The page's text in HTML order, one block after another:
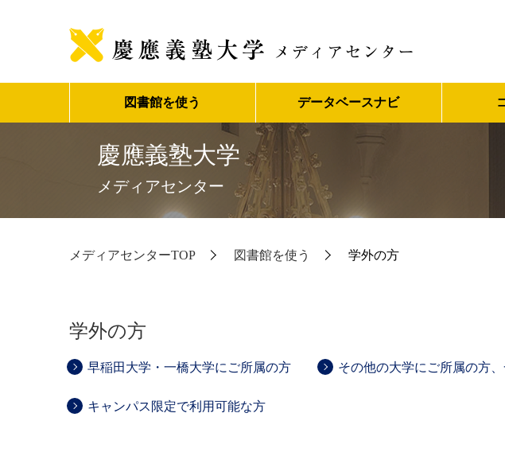
図書館を使う データベースナビ
慶應義塾大学
メディアセンター
メディアセンターTOP 図書館を使う 学外の方
学外の方
早稲田大学・一橋大学にご所属の方 その他の大学にご所属の方
キャンパス限定で利用可能な方